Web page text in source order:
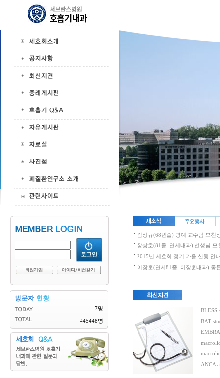
7명
445448명
김성규(68년졸) 명예 교수님 모친
장상호(81졸, 연세내과) 선생님 모
2015년 세호회 정기 가을 산행 안
이장훈(연세81졸, 이장훈내과) 동
BLESS
BAT
ANCA